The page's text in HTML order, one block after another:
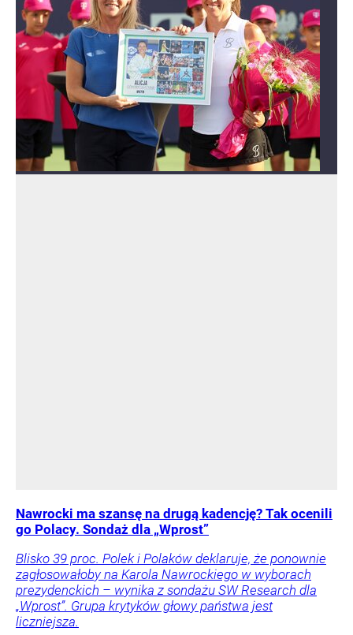
Nawrocki ma szansę na drugą kadencję? Tak ocenili
go Polacy. Sondaż dla „Wprost”
Blisko 39 proc. Polek i Polaków deklaruje, że ponownie
zagłosowałoby na Karola Nawrockiego w wyborach
prezydenckich – wynika z sondażu SW Research dla
„Wprost”. Grupa krytyków głowy państwa jest
liczniejsza.